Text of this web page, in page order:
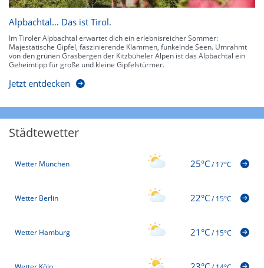
Alpbachtal… Das ist Tirol.
Im Tiroler Alpbachtal erwartet dich ein erlebnisreicher Sommer:
Majestätische Gipfel, faszinierende Klammen, funkelnde Seen. Umrahmt
von den grünen Grasbergen der Kitzbüheler Alpen ist das Alpbachtal ein
Geheimtipp für große und kleine Gipfelstürmer.
Jetzt entdecken
Städtewetter
Wetter München 25°C/17°C
Wetter Berlin 22°C/15°C
Wetter Hamburg 21°C/15°C